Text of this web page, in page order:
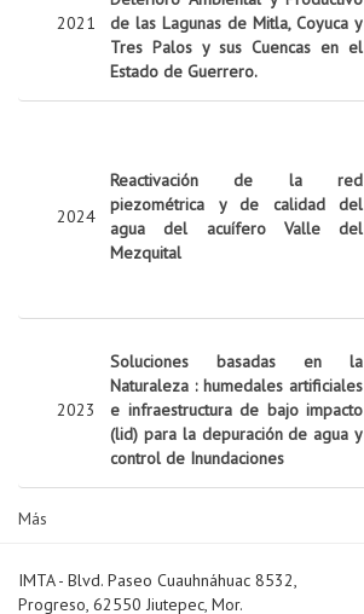
2021
de las Lagunas de Mitla, Coyuca y
Tres Palos y sus Cuencas en el
Estado de Guerrero.
2024
Reactivación de la red
piezométrica y de calidad del
agua del acuífero Valle del
Mezquital
2023
Soluciones basadas en la
Naturaleza : humedales artificiales
e infraestructura de bajo impacto
(lid) para la depuración de agua y
control de Inundaciones
Más
IMTA - Blvd. Paseo Cuauhnáhuac 8532,
Progreso, 62550 Jiutepec, Mor.